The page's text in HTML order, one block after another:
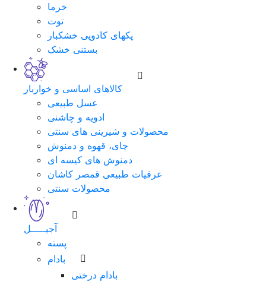
خرما
توت
پکهای کادویی خشکبار
بستنی خشک
کالاهای اساسی و خواربار
عسل طبیعی
ادویه و چاشنی
محصولات و شیرینی های سنتی
چای، قهوه و دمنوش
دمنوش های کیسه ای
عرقیات طبیعی قمصر کاشان
محصولات سنتی
آجیـــــل
پسته
بادام
بادام درختی